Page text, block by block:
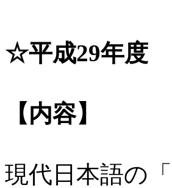
☆平成29年度
【内容】
現代日本語の